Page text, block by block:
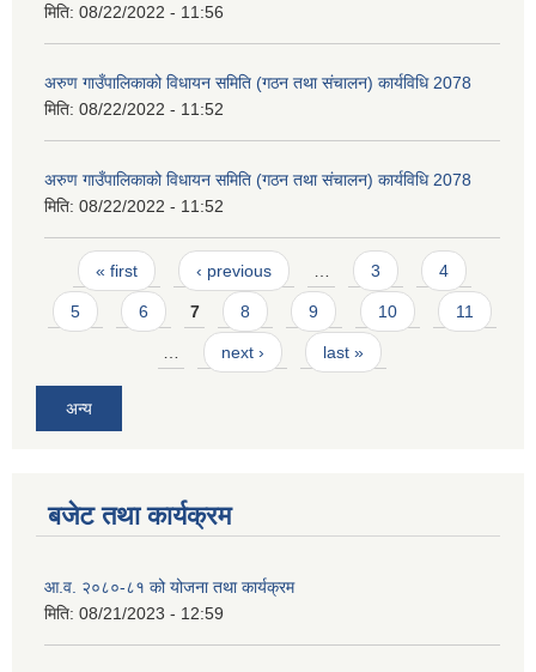
मिति: 08/22/2022 - 11:56
अरुण गाउँपालिकाको विधायन समिति (गठन तथा संचालन) कार्यविधि 2078
मिति: 08/22/2022 - 11:52
अरुण गाउँपालिकाको विधायन समिति (गठन तथा संचालन) कार्यविधि 2078
मिति: 08/22/2022 - 11:52
Pages
« first ‹ previous … 3 4
5 6 7 8 9 10 11
… next › last »
अन्य
बजेट तथा कार्यक्रम
आ.व. २०८०-८१ को योजना तथा कार्यक्रम
मिति: 08/21/2023 - 12:59